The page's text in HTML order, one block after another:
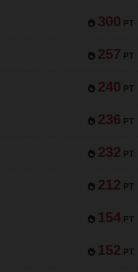
300 PT
257 PT
240 PT
236 PT
232 PT
212 PT
154 PT
152 PT